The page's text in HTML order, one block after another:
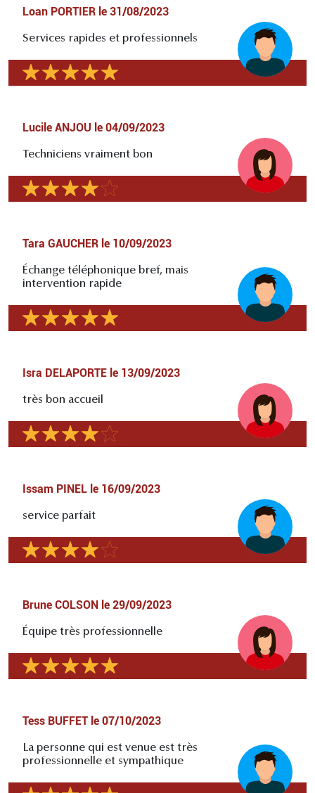
Loan PORTIER le 31/08/2023
Services rapides et professionnels
Lucile ANJOU le 04/09/2023
Techniciens vraiment bon
Tara GAUCHER le 10/09/2023
Échange téléphonique bref, mais
intervention rapide
Isra DELAPORTE le 13/09/2023
très bon accueil
Issam PINEL le 16/09/2023
service parfait
Brune COLSON le 29/09/2023
Équipe très professionnelle
Tess BUFFET le 07/10/2023
La personne qui est venue est très
professionnelle et sympathique